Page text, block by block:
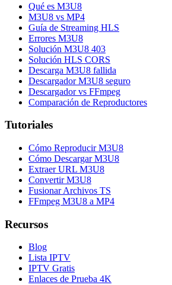
Qué es M3U8
M3U8 vs MP4
Guía de Streaming HLS
Errores M3U8
Solución M3U8 403
Solución HLS CORS
Descarga M3U8 fallida
Descargador M3U8 seguro
Descargador vs FFmpeg
Comparación de Reproductores
Tutoriales
Cómo Reproducir M3U8
Cómo Descargar M3U8
Extraer URL M3U8
Convertir M3U8
Fusionar Archivos TS
FFmpeg M3U8 a MP4
Recursos
Blog
Lista IPTV
IPTV Gratis
Enlaces de Prueba 4K